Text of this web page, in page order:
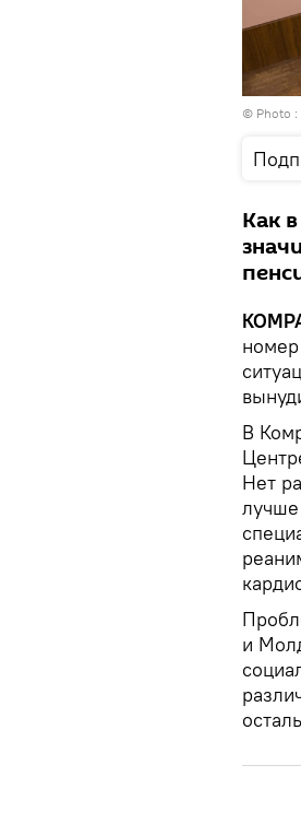
© Photo :
Как
В
Нет
лучше
и